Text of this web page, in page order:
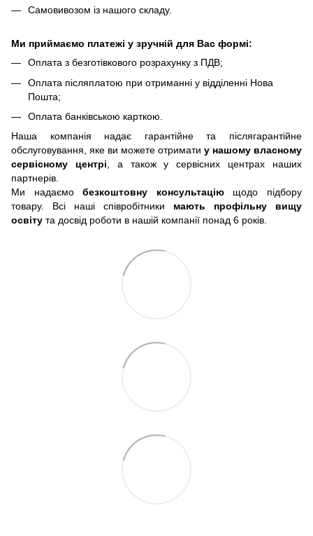
Самовивозом із нашого складу.
Ми приймаємо платежі у зручній для Вас формі:
Оплата з безготівкового розрахунку з ПДВ;
Оплата післяплатою при отриманні у відділенні Нова
Пошта;
Оплата банківською карткою.
Наша компанія надає гарантійне та післягарантійне
обслуговування, яке ви можете отримати у нашому власному
сервісному центрі, а також у сервісних центрах наших
партнерів.
Ми надаємобезкоштовну консультаціющодо підбору
товару. Всі наші співробітники мають профільну вищу
освіту та досвід роботи в нашій компанії понад 6 років.